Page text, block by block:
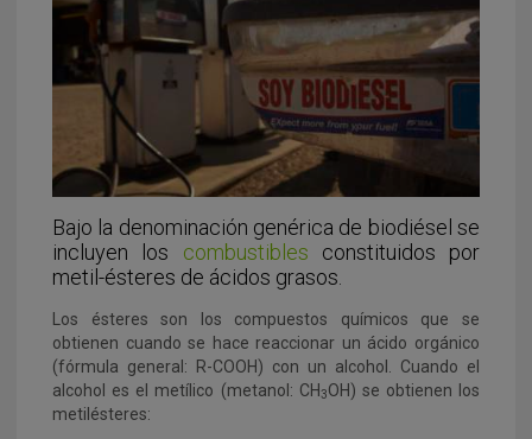
Bajo la denominación genérica de biodiésel se
incluyen los combustibles constituidos por
metil-ésteres de ácidos grasos.
Los ésteres son los compuestos químicos que se
obtienen cuando se hace reaccionar un ácido orgánico
(fórmula general: R-COOH) con un alcohol. Cuando el
alcohol es el metílico (metanol: CH3OH) se obtienen los
metilésteres: